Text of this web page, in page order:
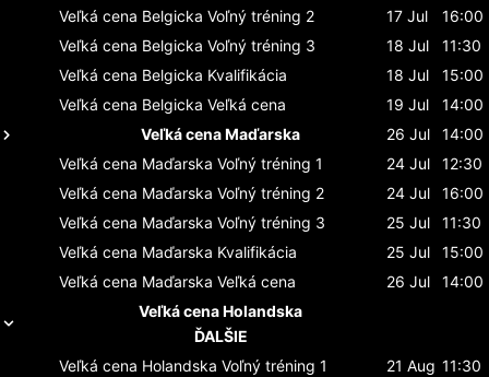
Veľká cena Belgicka Voľný tréning 2 17 Jul
16:00
Veľká cena Belgicka Voľný tréning 3 18 Jul
11:30
Veľká cena Belgicka Kvalifikácia 18 Jul
15:00
Veľká cena Belgicka Veľká cena 19 Jul
14:00
Veľká cena Maďarska
26 Jul
14:00
Veľká cena Maďarska Voľný tréning 1 24 Jul
12:30
Veľká cena Maďarska Voľný tréning 2 24 Jul
16:00
Veľká cena Maďarska Voľný tréning 3 25 Jul
11:30
Veľká cena Maďarska Kvalifikácia 25 Jul
15:00
Veľká cena Maďarska Veľká cena 26 Jul
14:00
Veľká cena Holandska
ĎALŠIE
Veľká cena Holandska Voľný tréning 1 21 Aug 11:30